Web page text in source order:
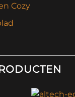
Cozy